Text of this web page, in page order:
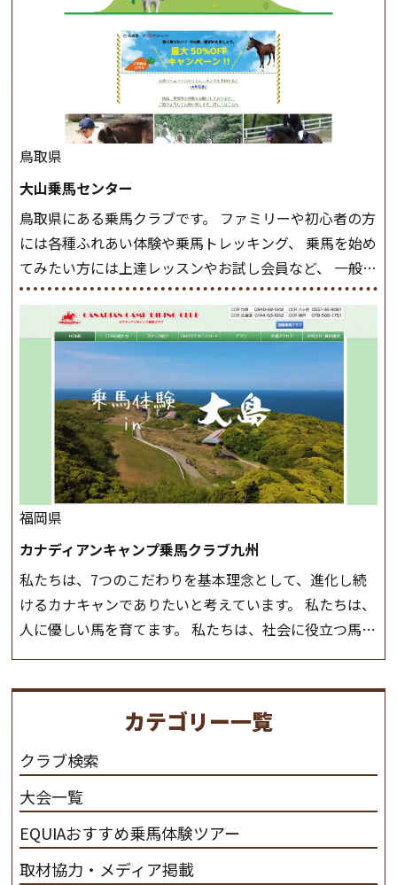
軽速歩(けいはやあし)ができるようになったら スタート
クラスへ。 グループレッスンで馬のスピードを調整し
ながら 軽速歩・正反撞(せいはんどう)を学びます。 安定
した手綱操作と軽速歩・正反撞ができるようになれば
駈歩(かけあし)練習に入ります。 ホップクラス スタート
クラスで常歩(なみあし)や 速歩、駈歩の初歩をマスター
したら、 次は部班にて駈歩を含めた誘導練習を行いま
しょう。 ステップクラス ホップクラスまでに練習した
まとめをします。 三種歩法をマスターし、ワンランク上
の扶助操作や誘導方法を身につけましょう。 注意事項
◆馬場使用状況により、使用する馬場はこちらで決定い
たしますのでご了承ください ◆基本は雨天決行です
が、落雷・強風等のより、安全上急遽中止させていただ
く場合がございます。 ◆三木ホースランドパークの協議
会や講習会等により、一部レッスンが中止になる場合が
ございます。 その際、ご予約いただいている皆様には事
前にご連絡いたします。MIKIホーストレックのツアー
はこちら
鳥取県
大山乗馬センター
鳥取県にある乗馬クラブです。 ファミリーや初心者の方
には各種ふれあい体験や乗馬トレッキング、 乗馬を始め
てみたい方には上達レッスンやお試し会員など、 一般の
方に幅広くお楽しみいただける施設を目指しています。
また、お手軽（低価格）に会員になったり自分の馬を持
つことのできる乗馬クラブでもあり、 健康や趣味、スポ
ーツ競技として、老若男女様々な方が、日々乗馬をお楽
しみいただいています。 なお、ゴールデンウィークと夏
休み期間中は無休で営業していますので、ぜひご家族で
お越しください！大山乗馬センターの紹介記事はこち
福岡県
カナディアンキャンプ乗馬クラブ九州
私たちは、7つのこだわりを基本理念として、進化し続
けるカナキャンでありたいと考えています。 私たちは、
人に優しい馬を育てます。 私たちは、社会に役立つ馬を
生産します。 私たちは、馬や人々に癒しとなる環境を守
さと魅力を追求します。 私たちは、馬の品種と血統にこ
だわります。 私たちは、乗用馬の質の向上を目指し、生
産･育成･調教を一貫して行います。カナディアンキャ
ンプ乗馬クラブ九州のツアー情報はこちら
カテゴリー一覧
クラブ検索
大会一覧
EQUIAおすすめ乗馬体験ツアー
取材協力・メディア掲載